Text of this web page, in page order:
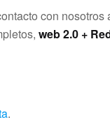
con nosotros
web 2.0 +
.